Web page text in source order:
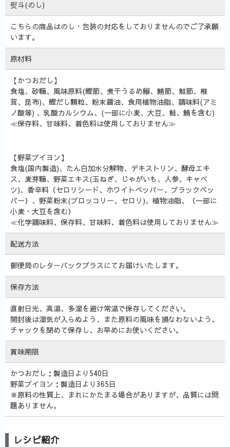
熨斗(のし)
こちらの商品はのし・包装の対応をしておりませんのでご了承願
います。
原材料
【かつおだし】
食塩、砂糖、風味原料(鰹節、煮干うるめ鰯、鯖節、鮭節、椎
茸、昆布)、鰹だし顆粒、粉末醤油、食用植物油脂、調味料(アミ
ノ酸等) 、乳酸カルシウム、(一部に小麦、大豆、鮭、鯖を含む)
≪保存料、甘味料、着色料は使用しておりません≫
【野菜ブイヨン】
食塩(国内製造)、たん白加水分解物、デキストリン、酵母エキ
ス、麦芽糖、野菜エキス(玉ねぎ、じゃがいも、人参、キャベ
ツ)、香辛料（セロリシード、ホワイトペッパー、ブラックペッ
パー）、野菜粉末(ブロッコリー、セロリ)、植物油脂、（一部に
小麦・大豆を含む）
≪化学調味料、保存料、甘味料、着色料は使用しておりません≫
配送方法
郵便局のレターパックプラスにてお届けいたします。
保存方法
直射日光、高温、多湿を避け常温で保存してください。
開封後は湿気が入らぬよう、また原料の風味を損なわないよう、
チャックを閉めて保存し、お早めにお使いください。
賞味期限
かつおだし：製造日より540日
野菜ブイヨン：製造日より365日
※原料の性質上、まれにかたまる場合がありますが、品質には問
題ありません。
レシピ紹介